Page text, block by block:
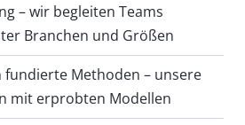
– wir begleiten Teams
Branchen und Größen
fundierte Methoden – unsere
mit erprobten Modellen